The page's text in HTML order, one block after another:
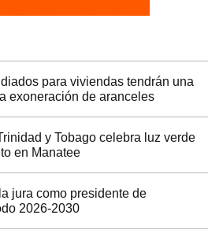
para viviendas tendrán una
exoneración de aranceles
y Tobago celebra luz verde
en Manatee
jura como presidente de
2026-2030